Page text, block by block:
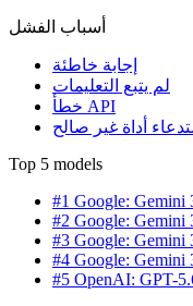
أسباب الفشل
إجابة خاطئة
لم يتبع التعليمات
خطأ API
أداة غير صالح
Top 5 models
#1 Google: Gemini
#2 Google: Gemini
#3 Google: Gemini
#4 Google: Gemini
#5 OpenAI: GPT-